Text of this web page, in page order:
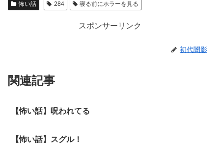
怖い話 284 寝る前にホラーを見る
スポンサーリンク
初代闇影
関連記事
【怖い話】呪われてる
【怖い話】スグル！